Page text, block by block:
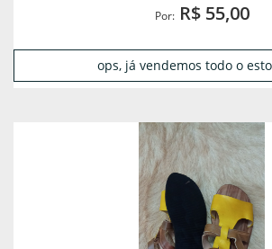
Por:R$ 55,00
ops, já vendemos todo o